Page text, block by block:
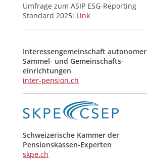
Umfrage zum ASIP ESG-Reporting
Standard 2025: Link
Interessengemeinschaft autonomer
Sammel- und Gemeinschafts­
einrichtungen
inter-pension.ch
Schweizerische Kammer der
Pensionskassen-Experten
skpe.ch